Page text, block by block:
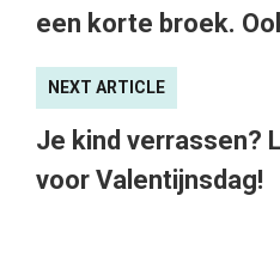
een korte broek.
NEXT ARTICLE
Je kind verrassen?
voor Valentijnsdag!